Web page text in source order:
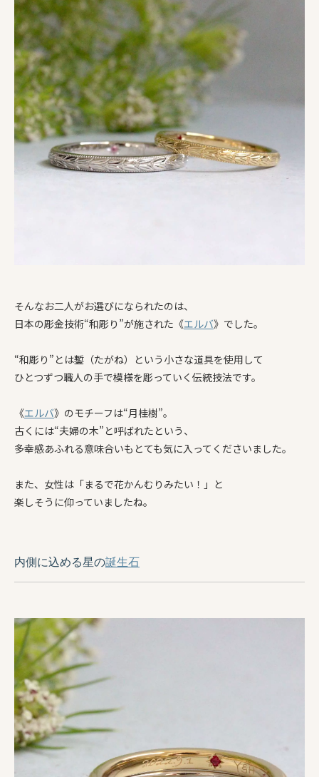
そんなお二人がお選びになられたのは、
日本の彫金技術“和彫り”が施された《エルバ》でした。
“和彫り”とは鏨（たがね）という小さな道具を使用して
ひとつずつ職人の手で模様を彫っていく伝統技法です。
《エルバ》のモチーフは“月桂樹”。
古くには“夫婦の木”と呼ばれたという、
多幸感あふれる意味合いもとても気に入ってくださいました。
また、女性は「まるで花かんむりみたい！」と
楽しそうに仰っていましたね。
内側に込める星の誕生石